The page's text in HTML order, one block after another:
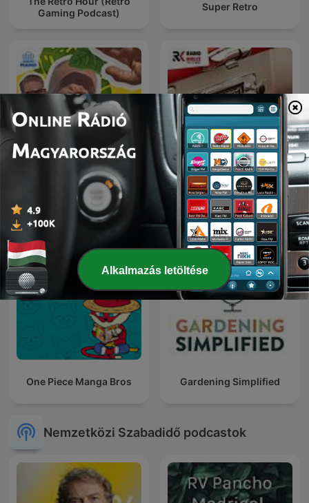
Gaming Podcast)
Super Retro
Wat een Week!
AUTO RADIO - MOTO
RADIO
One Piece Manga Bros Gardening Simplified
Nemzetközi Szabadidő podcastok
Alkalmazás letöltése